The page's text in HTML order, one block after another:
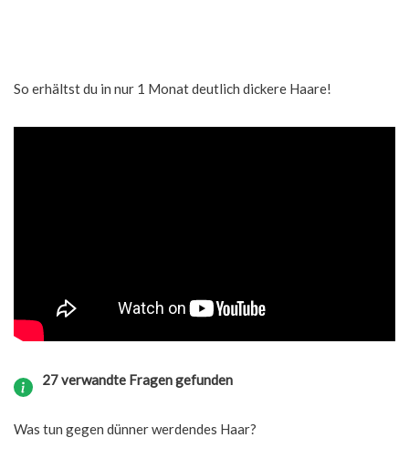
So erhältst du in nur 1 Monat deutlich dickere Haare!
27 verwandte Fragen gefunden
Was tun gegen dünner werdendes Haar?